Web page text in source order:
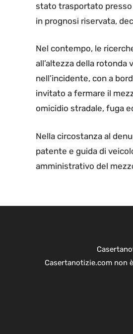
stato trasportato presso
in prognosi riservata,
Nel contempo, le
all’altezza della rotonda
nell’incidente, con a
invitato a fermare il
omicidio stradale, fuga
Nella circostanza al
patente e guida di
amministrativo del
Casertanotizie.com non